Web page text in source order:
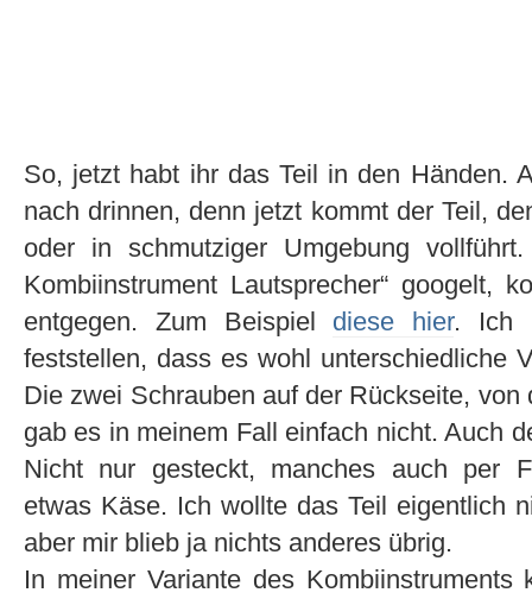
So, jetzt habt ihr das Teil in den Händen.
nach drinnen, denn jetzt kommt der Teil,
oder in schmutziger Umgebung
Kombiinstrument Lautsprecher“ googelt,
entgegen. Zum Beispiel diese hier. Ich
feststellen, dass es wohl unterschiedliche
Die zwei Schrauben auf der Rückseite,
gab es in meinem Fall einfach nicht. Auch
Nicht nur gesteckt, manches auch per
etwas Käse. Ich wollte das Teil eigentlich
aber mir blieb ja nichts anderes übrig.
In meiner Variante des